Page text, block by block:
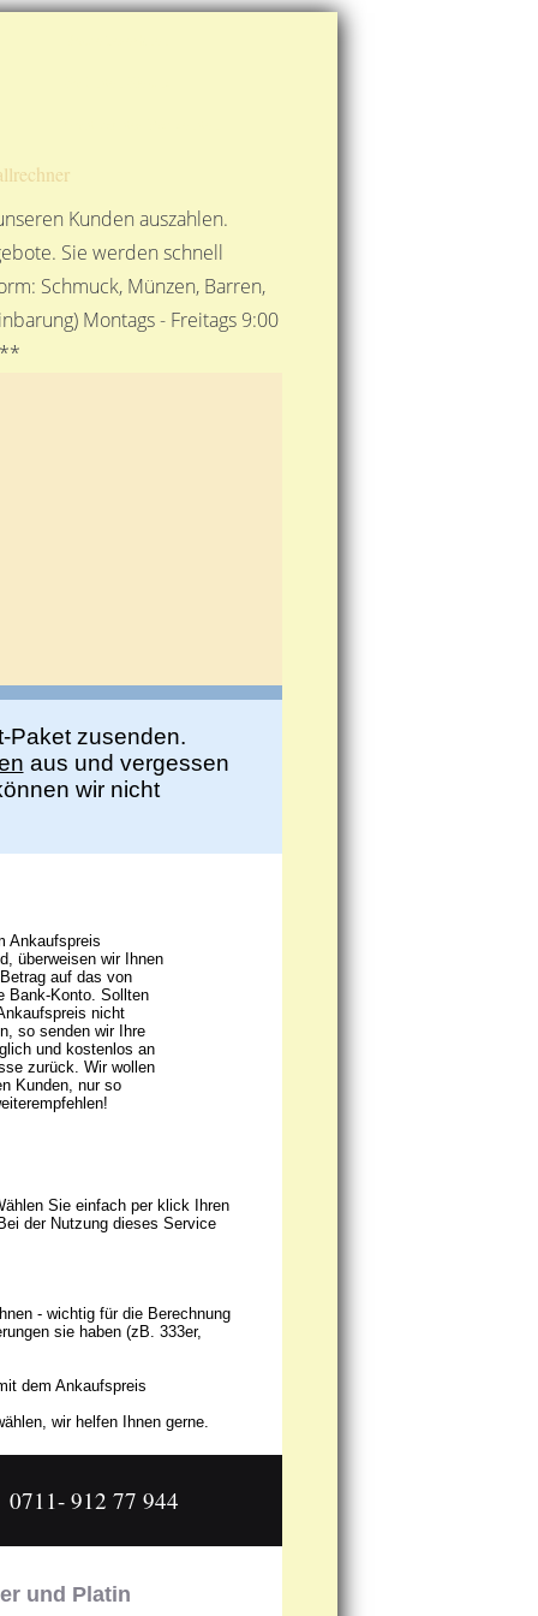
Kunden auszahlen.
Sie werden schnell
Schmuck, Münzen, Barren,
Montags - Freitags 9:00
Paket zusenden.
aus und vergessen
wir nicht
Ankaufspreis
überweisen wir Ihnen
auf das von
Bank-Konto. Sollten
nicht
so senden wir Ihre
und kostenlos an
zurück. Wir wollen
Kunden, nur so
Sie einfach per klick Ihren
der Nutzung dieses Service
- wichtig für die Berechnung
sie haben (zB. 333er,
dem Ankaufspreis
wir helfen Ihnen gerne.
0711- 912 77 944
und Platin